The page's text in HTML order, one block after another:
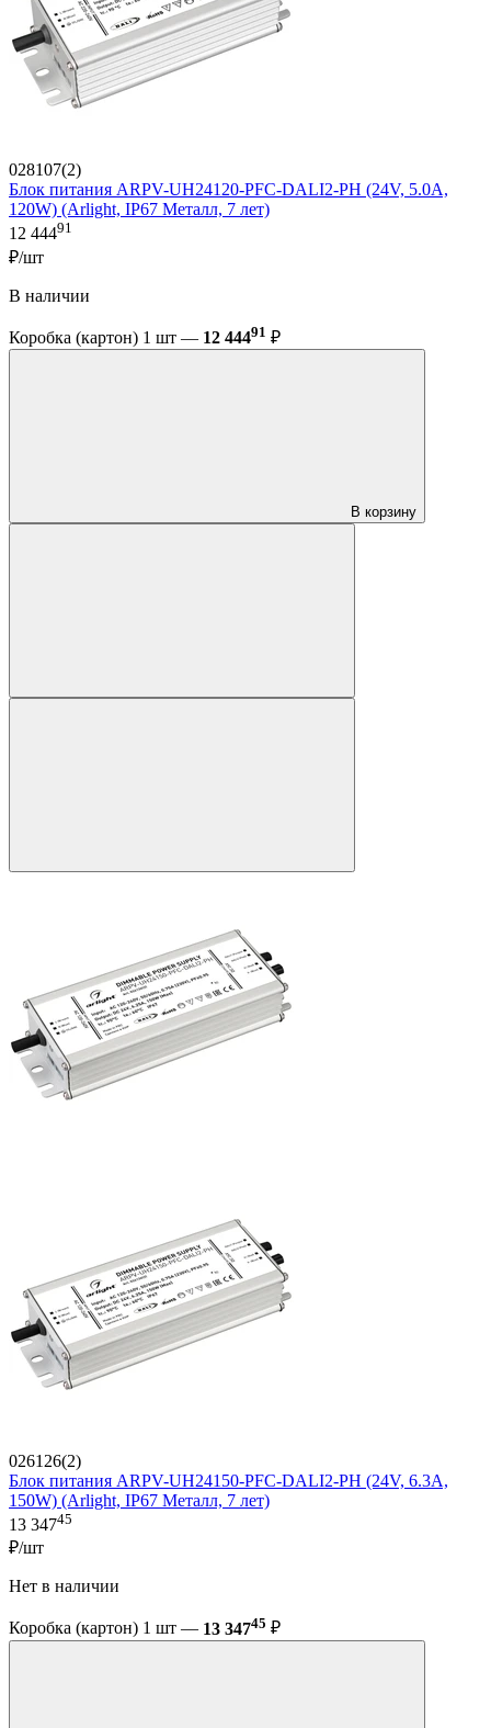
028107(2)
Блок питания ARPV-UH24120-PFC-DALI2-PH (24V, 5.0A,
120W) (Arlight, IP67 Металл, 7 лет)
12 44491
₽/шт
В наличии
Коробка (картон) 1 шт — 12 44491 ₽
В корзину
026126(2)
Блок питания ARPV-UH24150-PFC-DALI2-PH (24V, 6.3A,
150W) (Arlight, IP67 Металл, 7 лет)
13 34745
₽/шт
Нет в наличии
Коробка (картон) 1 шт — 13 34745 ₽